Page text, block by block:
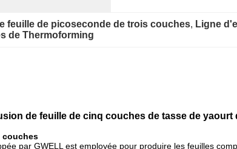
feuille de picoseconde de trois couches, Ligne
de Thermoforming
de feuille de cinq couches de tasse de yaourt
couches
par GWELL est employée pour produire les feuilles